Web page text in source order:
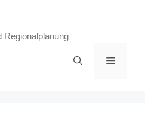
Regionalplanung
Menü